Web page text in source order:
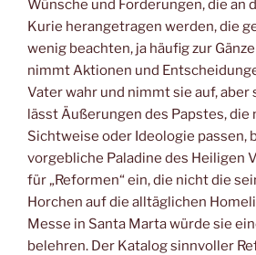
Wünsche und Forderungen, die an
Kurie herangetragen werden, die
wenig beachten, ja häufig zur
nimmt Aktionen und
Vater wahr und nimmt sie auf, aber
lässt Äußerungen des Papstes, die
Sichtweise oder Ideologie passen,
vorgebliche Paladine des Heiligen
für „Reformen“ ein, die nicht die
Horchen auf die alltäglichen
Messe in Santa Marta würde sie
belehren. Der Katalog sinnvoller